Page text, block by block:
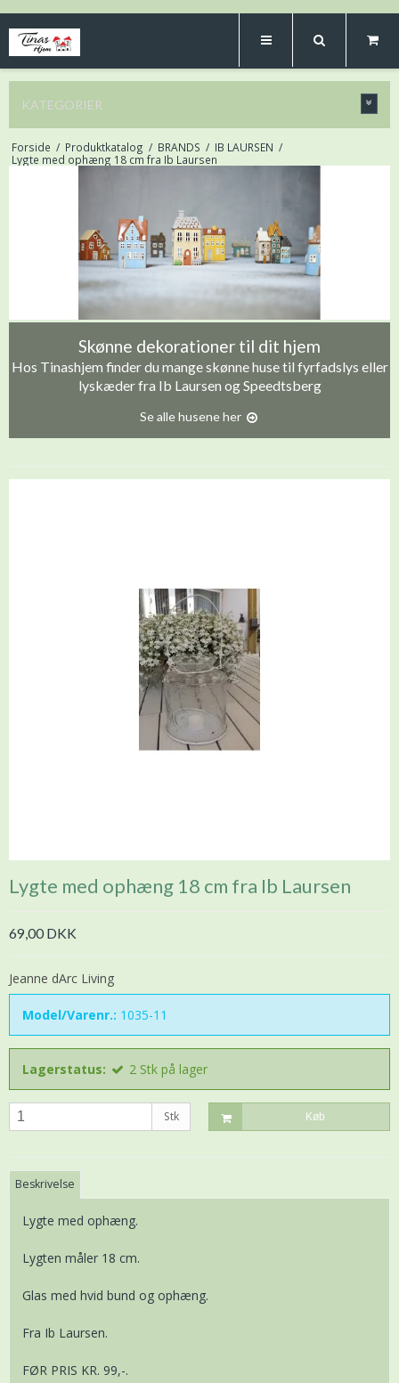
KATEGORIER
Forside / Produktkatalog / BRANDS / IB LAURSEN /
Lygte med ophæng 18 cm fra Ib Laursen
Skønne dekorationer til dit hjem
Hos Tinashjem finder du mange skønne huse til fyrfadslys eller
lyskæder fra Ib Laursen og Speedtsberg
Se alle husene her
Lygte med ophæng 18 cm fra Ib Laursen
69,00 DKK
Jeanne dArc Living
Model/Varenr.: 1035-11
Lagerstatus: 2 Stk på lager
Stk Køb
Beskrivelse
Lygte med ophæng.
Lygten måler 18 cm.
Glas med hvid bund og ophæng.
Fra Ib Laursen.
FØR PRIS KR. 99,-.